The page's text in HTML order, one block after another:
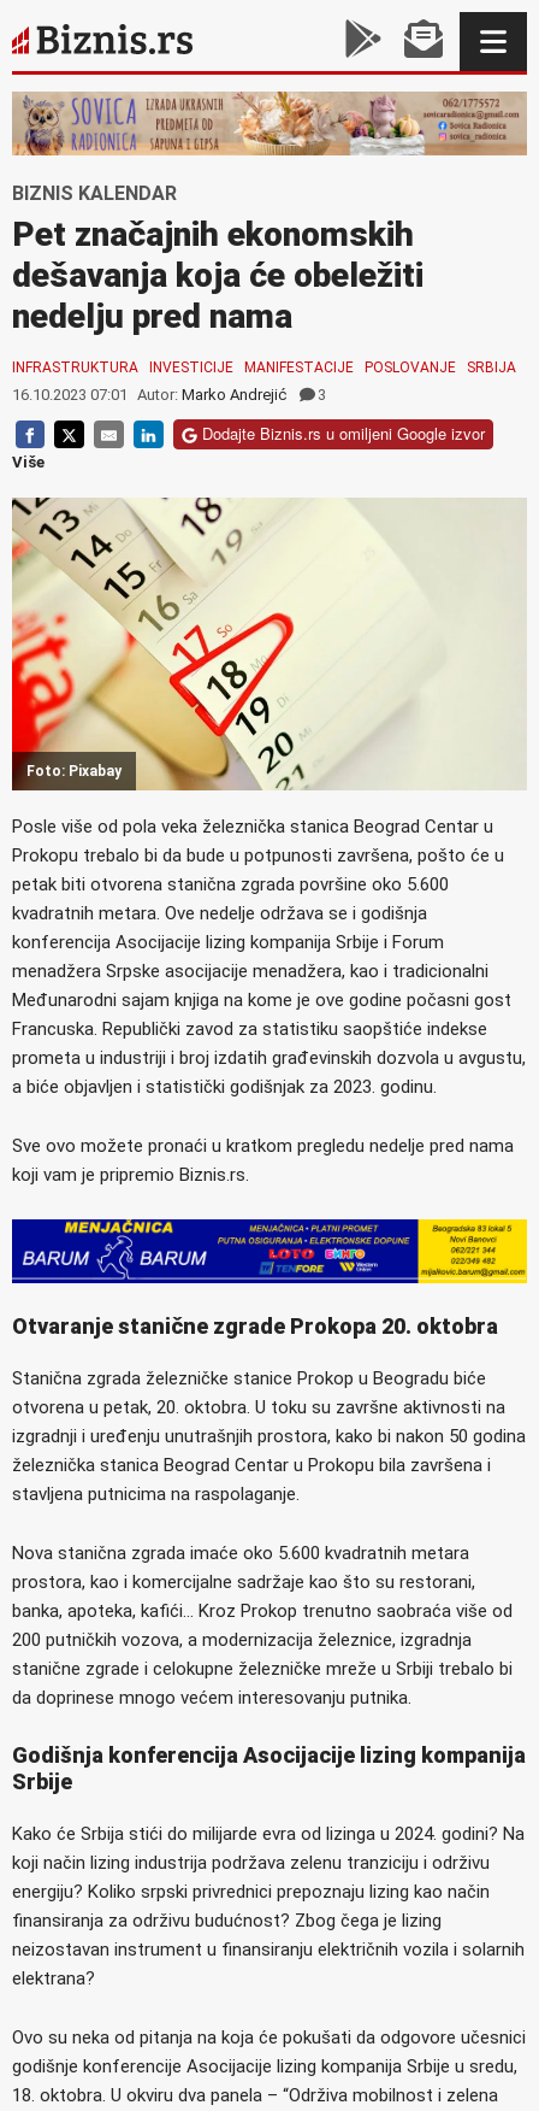
BIZNIS KALENDAR
Pet značajnih ekonomskih
dešavanja koja će obeležiti
nedelju pred nama
INFRASTRUKTURA INVESTICIJE MANIFESTACIJE POSLOVANJE SRBIJA
16.10.2023 07:01 Autor: Marko Andrejić 3
Dodajte Biznis.rs u omiljeni Google izvor
Više
Foto: Pixabay
Posle više od pola veka železnička stanica Beograd Centar u
Prokopu trebalo bi da bude u potpunosti završena, pošto će u
petak biti otvorena stanična zgrada površine oko 5.600
kvadratnih metara. Ove nedelje održava se i godišnja
konferencija Asocijacije lizing kompanija Srbije i Forum
menadžera Srpske asocijacije menadžera, kao i tradicionalni
Međunarodni sajam knjiga na kome je ove godine počasni gost
Francuska. Republički zavod za statistiku saopštiće indekse
prometa u industriji i broj izdatih građevinskih dozvola u avgustu,
a biće objavljen i statistički godišnjak za 2023. godinu.
Sve ovo možete pronaći u kratkom pregledu nedelje pred nama
koji vam je pripremio Biznis.rs.
Otvaranje stanične zgrade Prokopa 20. oktobra
Stanična zgrada železničke stanice Prokop u Beogradu biće
otvorena u petak, 20. oktobra. U toku su završne aktivnosti na
izgradnji i uređenju unutrašnjih prostora, kako bi nakon 50 godina
železnička stanica Beograd Centar u Prokopu bila završena i
stavljena putnicima na raspolaganje.
Nova stanična zgrada imaće oko 5.600 kvadratnih metara
prostora, kao i komercijalne sadržaje kao što su restorani,
banka, apoteka, kafići… Kroz Prokop trenutno saobraća više od
200 putničkih vozova, a modernizacija železnice, izgradnja
stanične zgrade i celokupne železničke mreže u Srbiji trebalo bi
da doprinese mnogo većem interesovanju putnika.
Godišnja konferencija Asocijacije lizing kompanija
Srbije
Kako će Srbija stići do milijarde evra od lizinga u 2024. godini? Na
koji način lizing industrija podržava zelenu tranziciju i održivu
energiju? Koliko srpski privrednici prepoznaju lizing kao način
finansiranja za održivu budućnost? Zbog čega je lizing
neizostavan instrument u finansiranju električnih vozila i solarnih
elektrana?
Ovo su neka od pitanja na koja će pokušati da odgovore učesnici
godišnje konferencije Asocijacije lizing kompanija Srbije u sredu,
18. oktobra. U okviru dva panela – “Održiva mobilnost i zelena